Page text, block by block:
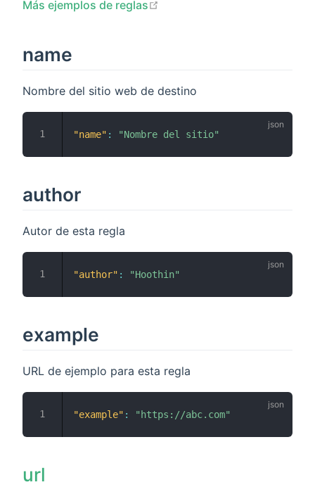
Más ejemplos de reglas
name
Nombre del sitio web de destino
"name" : "Nombre del sitio"
author
Autor de esta regla
"author" : "Hoothin"
example
URL de ejemplo para esta regla
"example" : "https://abc.com"
url